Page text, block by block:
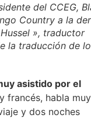
del CCEG,
Country a la
», traductor
la traducción de
asistido por el
francés, habla muy
y dos noches